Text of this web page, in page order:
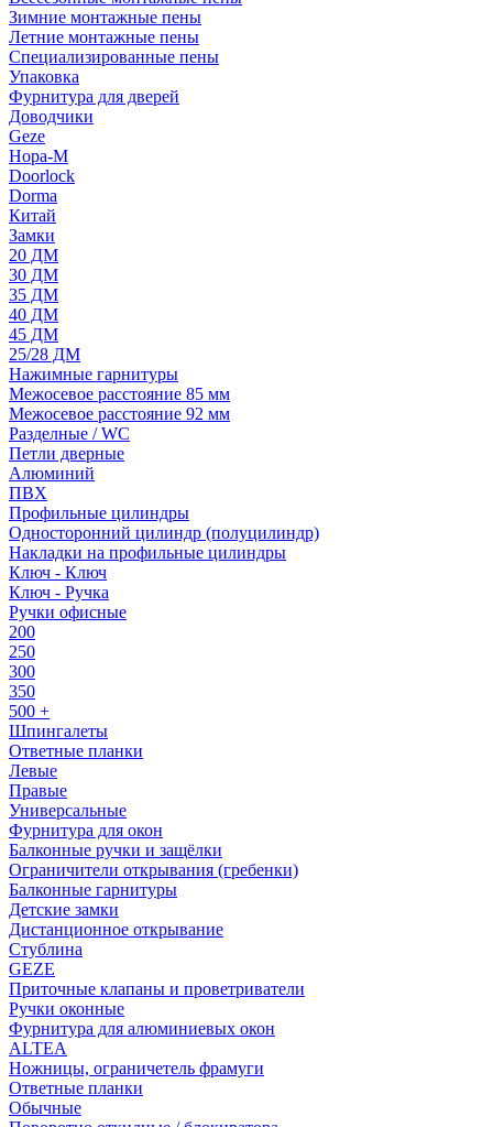
Зимние монтажные пены
Летние монтажные пены
Специализированные пены
Упаковка
Фурнитура для дверей
Доводчики
Geze
Нора-М
Doorlock
Dorma
Китай
Замки
20 ДМ
30 ДМ
35 ДМ
40 ДМ
45 ДМ
25/28 ДМ
Нажимные гарнитуры
Межосевое расстояние 85 мм
Межосевое расстояние 92 мм
Разделные / WC
Петли дверные
Алюминий
ПВХ
Профильные цилиндры
Односторонний цилиндр (полуцилиндр)
Накладки на профильные цилиндры
Ключ - Ключ
Ключ - Ручка
Ручки офисные
200
250
300
350
500 +
Шпингалеты
Ответные планки
Левые
Правые
Универсальные
Фурнитура для окон
Балконные ручки и защёлки
Ограничители открывания (гребенки)
Балконные гарнитуры
Детские замки
Дистанционное открывание
Стублина
GEZE
Приточные клапаны и проветриватели
Ручки оконные
Фурнитура для алюминиевых окон
ALTEA
Ножницы, ограничетель фрамуги
Ответные планки
Обычные